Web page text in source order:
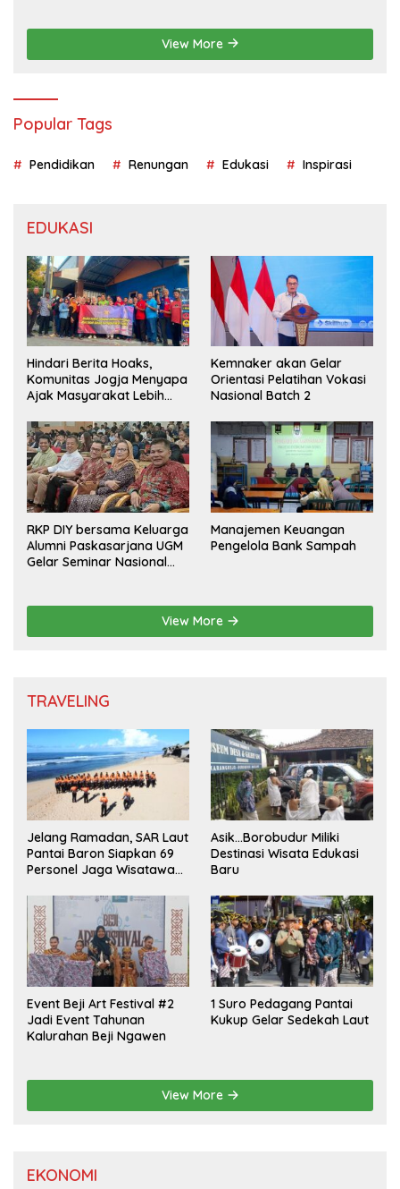
View More
Popular Tags
Pendidikan Renungan Edukasi Inspirasi
EDUKASI
Hindari Berita Hoaks,
Komunitas Jogja Menyapa
Ajak Masyarakat Lebih
Kemnaker akan Gelar
Orientasi Pelatihan Vokasi
Nasional Batch 2
RKP DIY bersama Keluarga
Alumni Paskasarjana UGM
Gelar Seminar Nasional
Manajemen Keuangan
Pengelola Bank Sampah
View More
TRAVELING
Jelang Ramadan, SAR Laut
Pantai Baron Siapkan 69
Personel Jaga Wisatawan
Asik…Borobudur Miliki
Destinasi Wisata Edukasi
Baru
Event Beji Art Festival #2
Jadi Event Tahunan
Kalurahan Beji Ngawen
1 Suro Pedagang Pantai
Kukup Gelar Sedekah Laut
View More
EKONOMI